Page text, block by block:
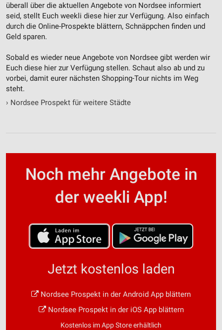
überall über die aktuellen Angebote von Nordsee informiert
seid, stellt Euch weekli diese hier zur Verfügung. Also einfach
durch die Online-Prospekte blättern, Schnäppchen finden und
Geld sparen.
Sobald es wieder neue Angebote von Nordsee gibt werden wir
Euch diese hier zur Verfügung stellen. Schaut also ab und zu
vorbei, damit eurer nächsten Shopping-Tour nichts im Weg
steht.
› Nordsee Prospekt für weitere Städte
Noch mehr Angebote in
der weekli App!
Jetzt kostenlos laden
Nordsee Prospekt in der Android App blättern
Nordsee Prospekt in der iOS App blättern
Kostenlos im App Store erhältlich